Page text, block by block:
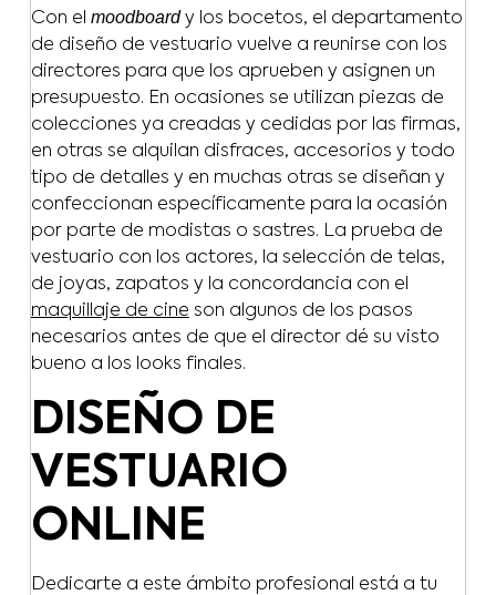
Con el moodboardy los bocetos, el departamento
de diseño de vestuario vuelve a reunirse con los
directores para que los aprueben y asignen un
presupuesto. En ocasiones se utilizan piezas de
colecciones ya creadas y cedidas por las firmas,
en otras se alquilan disfraces, accesorios y todo
tipo de detalles y en muchas otras se diseñan y
confeccionan específicamente para la ocasión
por parte de modistas o sastres. La prueba de
vestuario con los actores, la selección de telas,
de joyas, zapatos y la concordancia con el
maquillaje de cine son algunos de los pasos
necesarios antes de que el director dé su visto
bueno a los looks finales.
DISEÑO DE
VESTUARIO
ONLINE
Dedicarte a este ámbito profesional está a tu